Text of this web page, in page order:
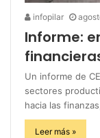
infopilar
Informe:
Un informe de
sectores
hacia las
Leer más »